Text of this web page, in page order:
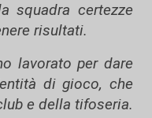
squadra certezze
risultati.
lavorato per dare
di gioco, che
e della tifoseria.